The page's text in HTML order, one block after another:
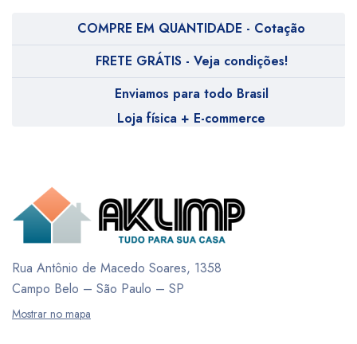
COMPRE EM QUANTIDADE - Cotação
FRETE GRÁTIS - Veja condições!
Enviamos para todo Brasil
Loja física + E-commerce
Rua Antônio de Macedo Soares, 1358
Campo Belo – São Paulo – SP
Mostrar no mapa